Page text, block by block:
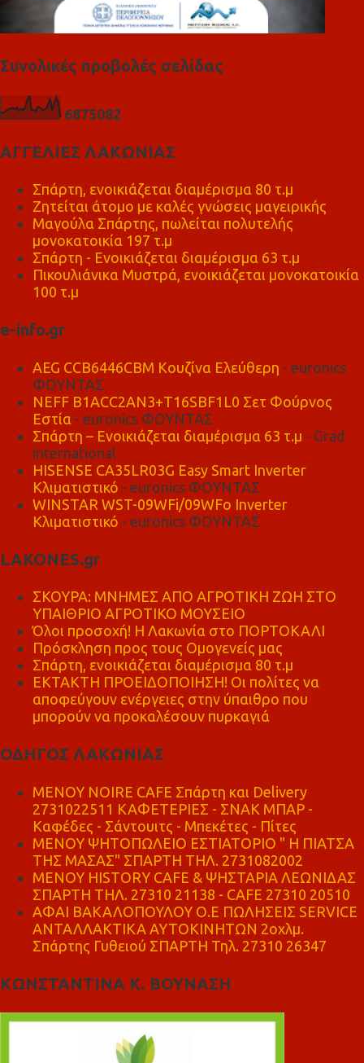
Συνολικές προβολές σελίδας
6875082
ΑΓΓΕΛΙΕΣ ΛΑΚΩΝΙΑΣ
Σπάρτη, ενοικιάζεται διαμέρισμα 80 τ.μ
Ζητείται άτομο με καλές γνώσεις μαγειρικής
Μαγούλα Σπάρτης, πωλείται πολυτελής
μονοκατοικία 197 τ.μ
Σπάρτη - Ενοικιάζεται διαμέρισμα 63 τ.μ
Πικουλιάνικα Μυστρά, ενοικιάζεται μονοκατοικία
100 τ.μ
e-info.gr
AEG CCB6446CBM Κουζίνα Ελεύθερη - euronics
ΦΟΥΝΤΑΣ
NEFF B1ACC2AN3+T16SBF1L0 Σετ Φούρνος
Εστία - euronics ΦΟΥΝΤΑΣ
Σπάρτη – Ενοικιάζεται διαμέρισμα 63 τ.μ - Grad
international
HISENSE CA35LR03G Easy Smart Inverter
Κλιματιστικό - euronics ΦΟΥΝΤΑΣ
WINSTAR WST-09WFi/09WFo Inverter
Κλιματιστικό - euronics ΦΟΥΝΤΑΣ
LAKONES.gr
ΣΚΟΥΡΑ: ΜΝΗΜΕΣ ΑΠΟ ΑΓΡΟΤΙΚΗ ΖΩΗ ΣΤΟ
ΥΠΑΙΘΡΙΟ ΑΓΡΟΤΙΚΟ ΜΟΥΣΕΙΟ
Όλοι προσοχή! Η Λακωνία στο ΠΟΡΤΟΚΑΛΙ
Πρόσκληση προς τους Ομογενείς μας
Σπάρτη, ενοικιάζεται διαμέρισμα 80 τ.μ
ΕΚΤΑΚΤΗ ΠΡΟΕΙΔΟΠΟΙΗΣΗ! Οι πολίτες να
αποφεύγουν ενέργειες στην ύπαιθρο που
μπορούν να προκαλέσουν πυρκαγιά
ΟΔΗΓΟΣ ΛΑΚΩΝΙΑΣ
MENOY NOIRE CAFE Σπάρτη και Delivery
2731022511 ΚΑΦΕΤΕΡΙΕΣ - ΣΝΑΚ ΜΠΑΡ -
Καφέδες - Σάντουιτς - Μπεκέτες - Πίτες
ΜΕΝΟΥ ΨΗΤΟΠΩΛΕΙΟ ΕΣΤΙΑΤΟΡΙΟ " Η ΠΙΑΤΣΑ
ΤΗΣ ΜΑΣΑΣ" ΣΠΑΡΤΗ ΤΗΛ. 2731082002
ΜΕΝΟΥ HISTORY CAFE & ΨΗΣΤΑΡΙΑ ΛΕΩΝΙΔΑΣ
ΣΠΑΡΤΗ ΤΗΛ. 27310 21138 - CAFE 27310 20510
ΑΦΑΙ ΒΑΚΑΛΟΠΟΥΛΟΥ Ο.Ε ΠΩΛΗΣΕΙΣ SERVICE
ΑΝΤΑΛΛΑΚΤΙΚΑ ΑΥΤΟΚΙΝΗΤΩΝ 2οχλμ.
Σπάρτης Γυθειού ΣΠΑΡΤΗ Τηλ. 27310 26347
ΚΩΝΣΤΑΝΤΙΝΑ Κ. ΒΟΥΝΑΣΗ